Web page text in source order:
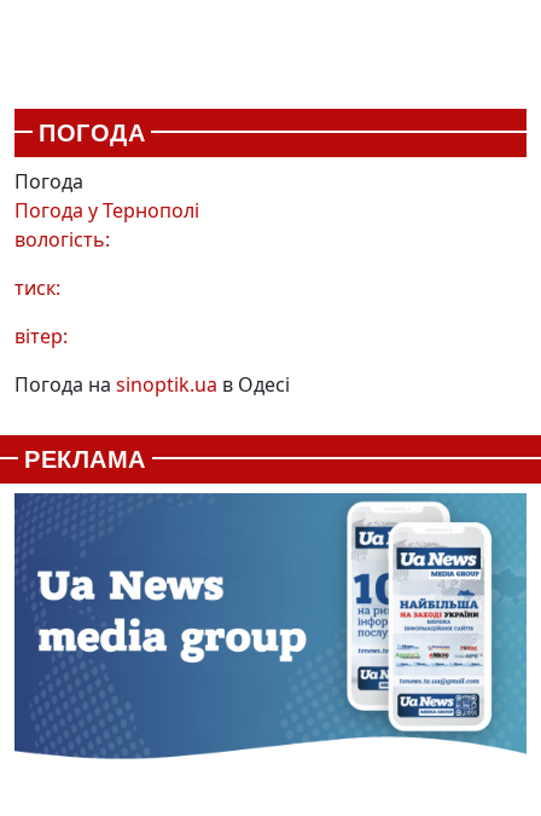
ПОГОДА
Погода
Погода уТернополі
вологість:
тиск:
вітер:
Погода на sinoptik.ua в Одесі
РЕКЛАМА